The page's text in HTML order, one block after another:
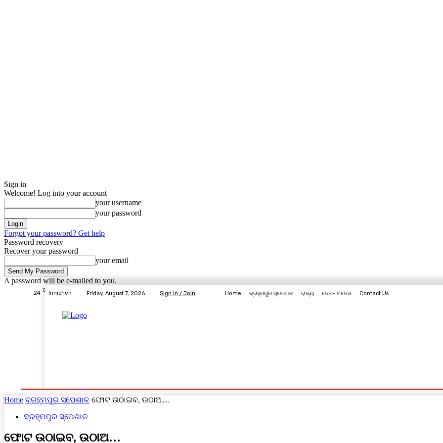
Sign in
Welcome! Log into your account
your username
your password
Forgot your password? Get help
Password recovery
Recover your password
your email
A password will be e-mailed to you.
24 C Innichen Friday, August 7, 2026 Sign in / Join Home ବ୍ରହ୍ମପୁର ସ୍ପେଶାଳ ରାଜ୍ୟ ଦେଶ- ବିଦେଶ Contact Us
Home ବ୍ରହ୍ମପୁର ସ୍ପେଶାଳ ଫୋଟ ଉଠାଇବ, ଉଠାଅ…
ବ୍ରହ୍ମପୁର ସ୍ପେଶାଳ
ଫୋଟ ଉଠାଇବ, ଉଠାଅ…